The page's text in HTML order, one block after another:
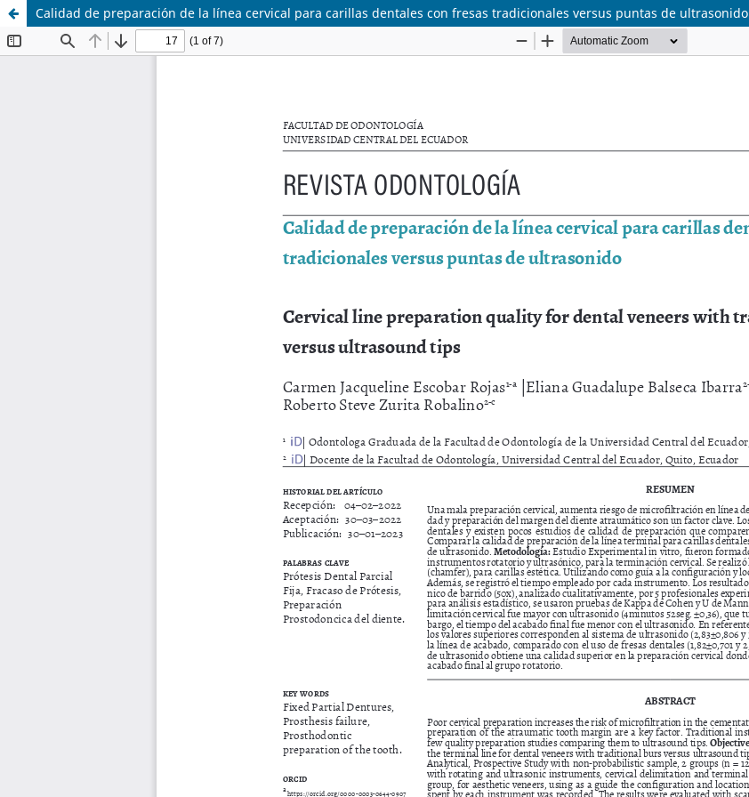
Calidad de preparación de la línea cervical para carillas dentales con fresas tradicionales versus puntas de ultrasonido